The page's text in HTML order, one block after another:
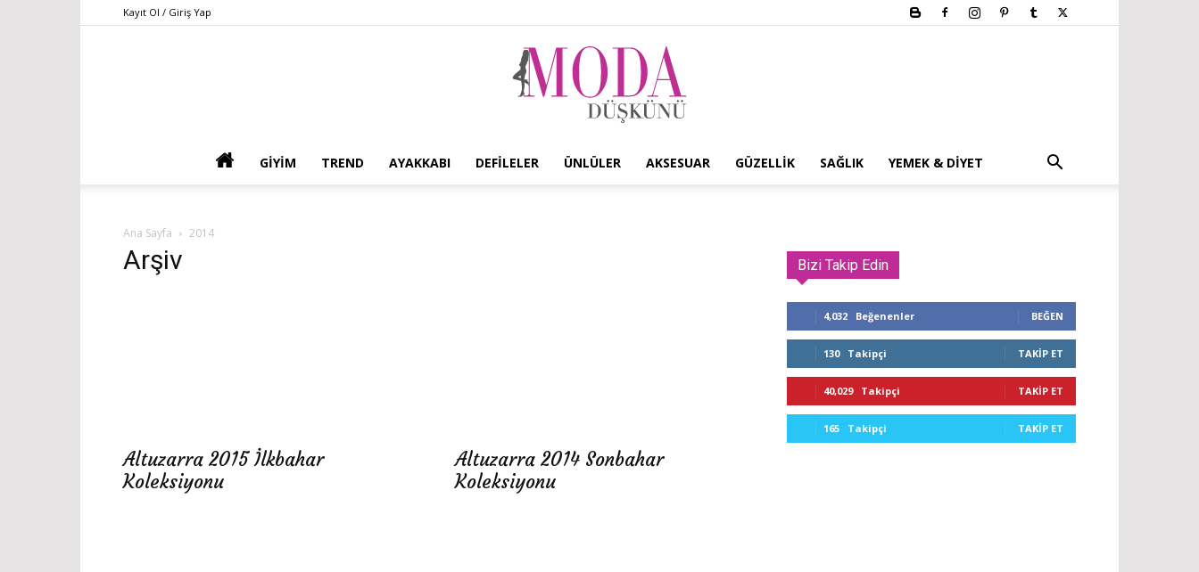
Kayıt Ol / Giriş Yap
GIYIM TREND AYAKKABI DEFILELER ÜNLÜLER AKSESUAR GÜZELLIK SAĞLIK YEMEK & DIYET
Ana Sayfa 2014
Arşiv
Altuzarra 2015 İlkbahar
Koleksiyonu
Altuzarra 2014 Sonbahar
Koleksiyonu
Bizi Takip Edin
4,032 Beğenenler BEĞEN
130 Takipçi TAKIP ET
40,029 Takipçi TAKIP ET
165 Takipçi TAKIP ET